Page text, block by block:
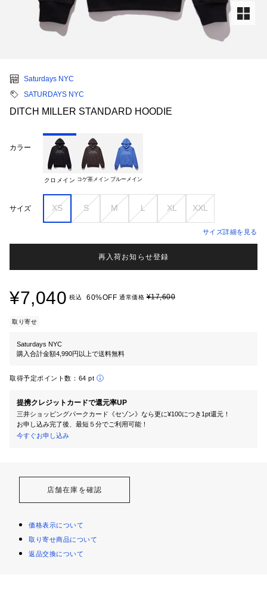
Saturdays NYC
SATURDAYS NYC
DITCH MILLER STANDARD HOODIE
カラー
クロメイン コゲ茶メイン ブルーメイン
サイズ XS S M L XL XXL
サイズ詳細を見る
再入荷お知らせ登録
¥7,040 税込 60%OFF 通常価格¥17,600
取り寄せ
Saturdays NYC
購入合計金額4,990円以上で送料無料
取得予定ポイント数： 64 pt
提携クレジットカードで還元率UP
三井ショッピングパークカード《セゾン》なら更に¥100につき1pt還元！
お申し込み完了後、最短５分でご利用可能！
今すぐお申し込み
店舗在庫を確認
価格表示について
取り寄せ商品について
返品交換について